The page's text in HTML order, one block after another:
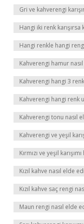
Gri ve kahverengi
Hangi iki renk
Hangi renkle hangi
Kahverengi hamur
Kahverengi hangi 3
Kahverengi hangi renk
Kahverengi tonu nasıl
Kahverengi ve yeşil
Kırmızı ve yeşil
Kızıl kahve nasıl elde
Kızıl kahve saç rengi
Maun rengi nasıl elde